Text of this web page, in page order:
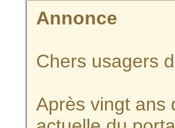
Annonce
Chers usagers
Après vingt ans